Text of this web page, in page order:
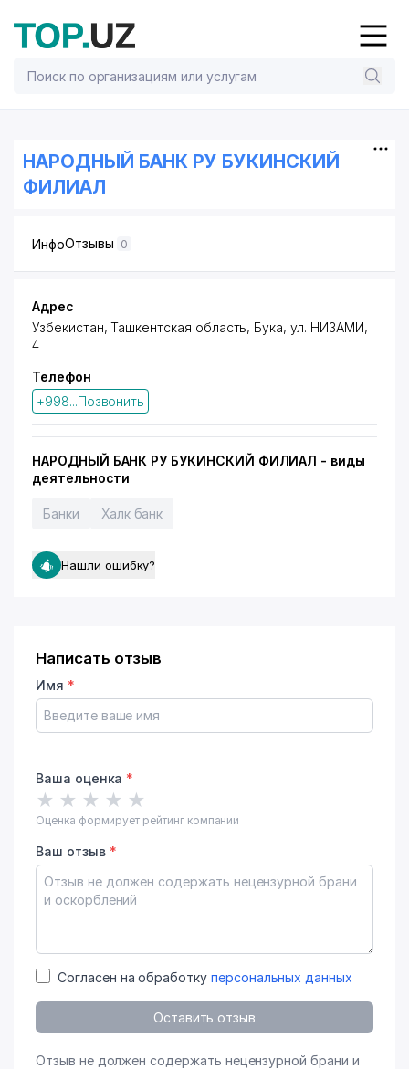
НАРОДНЫЙ БАНК РУ БУКИНСКИЙ
ФИЛИАЛ
ИнфоОтзывы 0
Адрес
Узбекистан, Ташкентская область, Бука,ул. НИЗАМИ,
4
Телефон
+998...Позвонить
НАРОДНЫЙ БАНК РУ БУКИНСКИЙ ФИЛИАЛ - виды
деятельности
Банки Халк банк
Нашли ошибку?
Написать отзыв
Имя *
Ваша оценка *
★ ★ ★ ★ ★
Оценка формирует рейтинг компании
Ваш отзыв *
Согласен на обработку персональных данных
Оставить отзыв
Отзыв не должен содержать нецензурной брани и